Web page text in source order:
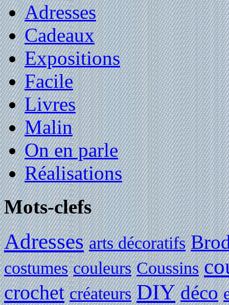
Adresses
Cadeaux
Expositions
Facile
Livres
Malin
On en parle
Réalisations
Mots-clefs
Adresses arts décoratifs
costumes couleurs Coussins
crochet créateurs DIY déco